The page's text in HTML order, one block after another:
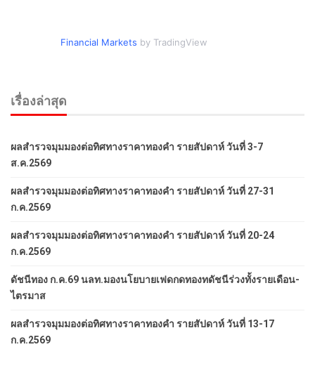
Financial Markets by TradingView
เรื่องล่าสุด
ผลสำรวจมุมมองต่อทิศทางราคาทองคำ รายสัปดาห์ วันที่ 3-7
ส.ค.2569
ผลสำรวจมุมมองต่อทิศทางราคาทองคำ รายสัปดาห์ วันที่ 27-31
ก.ค.2569
ผลสำรวจมุมมองต่อทิศทางราคาทองคำ รายสัปดาห์ วันที่ 20-24
ก.ค.2569
ดัชนีทอง ก.ค.69 นลท.มองนโยบายเฟดกดทองทดัชนีร่วงทั้งรายเดือน-
ไตรมาส
ผลสำรวจมุมมองต่อทิศทางราคาทองคำ รายสัปดาห์ วันที่ 13-17
ก.ค.2569